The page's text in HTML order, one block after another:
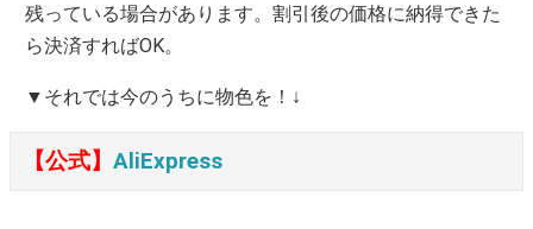
残っている場合があります。割引後の価格に納得できた
ら決済すればOK。
▼それでは今のうちに物色を！↓
【公式】 AliExpress